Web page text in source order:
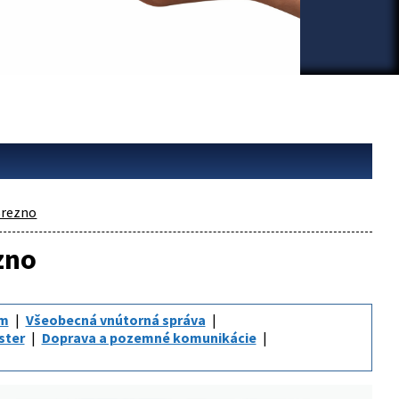
Všeobecná vnútorná správa
Doprava a pozemné komunikácie